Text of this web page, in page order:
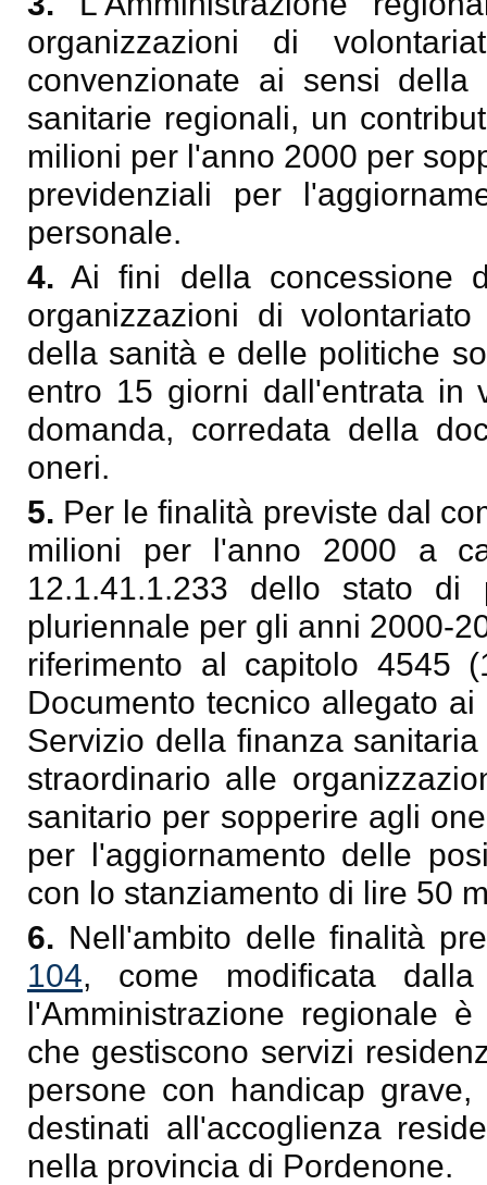
organizzazioni di
convenzionate ai sensi
sanitarie regionali, un
milioni per l'anno 2000 per
previdenziali per
personale.
4. Ai fini della concessione
organizzazioni di
della sanità e delle politiche
entro 15 giorni dall'entrata in
domanda, corredata della
oneri.
5. Per le finalità previste dal
milioni per l'anno 2000 a
12.1.41.1.233 dello stato
pluriennale per gli anni 2000-
riferimento al capitolo 4545
Documento tecnico allegato
Servizio della finanza
straordinario alle
sanitario per sopperire agli
per l'aggiornamento delle
con lo stanziamento di lire 50
6. Nell'ambito delle finalità
104, come modificata
l'Amministrazione regionale
che gestiscono servizi
persone con handicap
destinati all'accoglienza
nella provincia di Pordenone.